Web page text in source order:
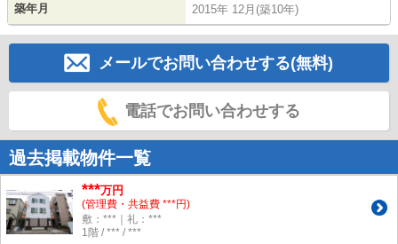
築年月 2015年 12月(築10年)
メールでお問い合わせする(無料)
電話でお問い合わせする
過去掲載物件一覧
***万円
(管理費・共益費 ***円)
敷：***｜礼：***
1階 / *** / ***